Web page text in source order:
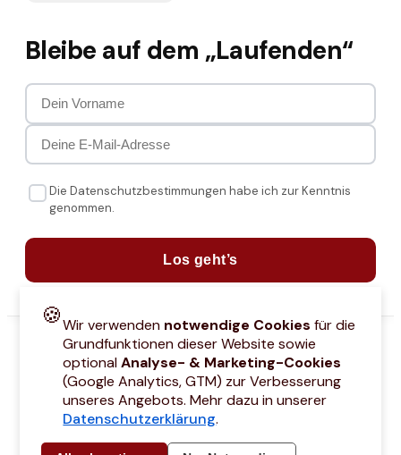
Bleibe auf dem „Laufenden“
Die Datenschutzbestimmungen habe ich zur Kenntnis
genommen.
Los geht’s
🍪Wir verwenden notwendige Cookies für die
Grundfunktionen dieser Website sowie
optionalAnalyse- & Marketing-Cookies
(Google Analytics, GTM) zur Verbesserung
unseres Angebots. Mehr dazu in unserer
Datenschutzerklärung.